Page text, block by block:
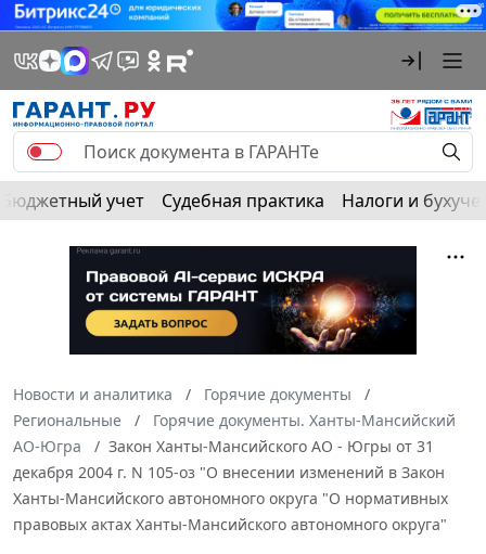
Бюджетный учет Судебная практика Налоги и
Новости и аналитика
Горячие документы
Региональные
Горячие документы. Ханты-Мансийский
АО-Югра
Закон Ханты-Мансийского АО - Югры от 31
декабря 2004 г. N 105-оз "О внесении изменений в Закон
Ханты-Мансийского автономного округа "О нормативных
правовых актах Ханты-Мансийского автономного округа"